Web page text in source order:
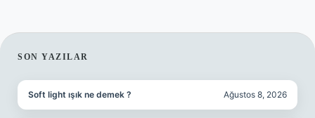
SIDEBAR
SON YAZILAR
Soft light ışık ne demek ? Ağustos 8, 2026